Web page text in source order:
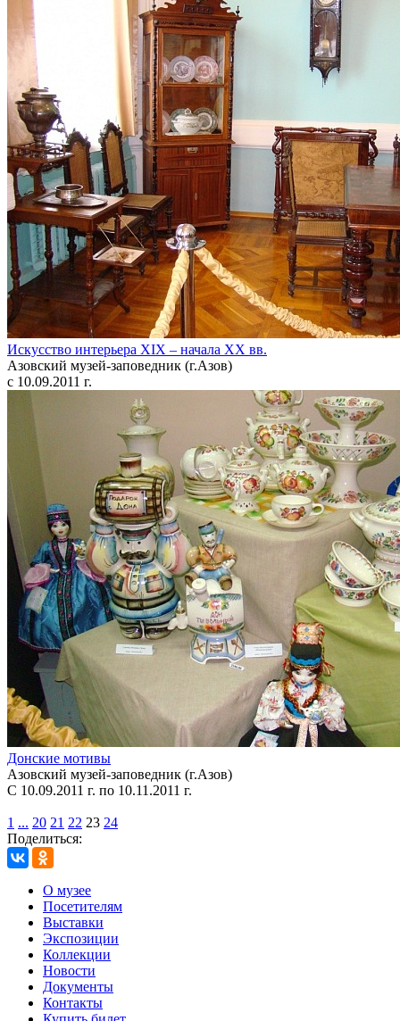
Искусство интерьера XIX – начала XX вв.
Азовский музей-заповедник (г.Азов)
с 10.09.2011 г.
Донские мотивы
Азовский музей-заповедник (г.Азов)
С 10.09.2011 г. по 10.11.2011 г.
1 ... 20 21 22 23 24
Поделиться:
О музее
Посетителям
Выставки
Экспозиции
Коллекции
Новости
Документы
Контакты